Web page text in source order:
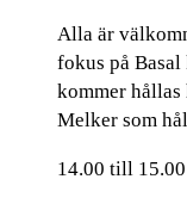
Alla är
fokus på Basal
kommer hållas
Melker som
14.00 till